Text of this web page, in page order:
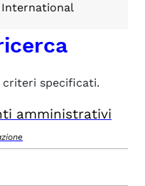
International
criteri specificati.
amministrativi